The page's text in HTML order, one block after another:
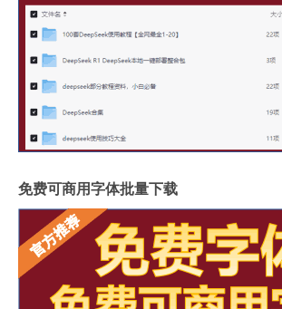
免费可商用字体批量下载